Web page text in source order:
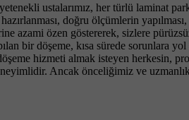
ustalarımız, her türlü laminat
doğru ölçümlerin
azami özen göstererek, sizlere
bir döşeme, kısa sürede sorunlara
hizmeti almak isteyen herkesin,
Ancak önceliğimiz ve